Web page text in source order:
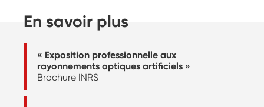
En savoir plus
« Exposition professionnelle aux
rayonnements optiques artificiels »
Brochure INRS